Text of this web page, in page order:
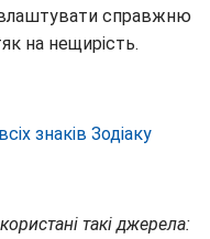
влаштувати справжню
на нещирість.
знаків Зодіаку
такі джерела: